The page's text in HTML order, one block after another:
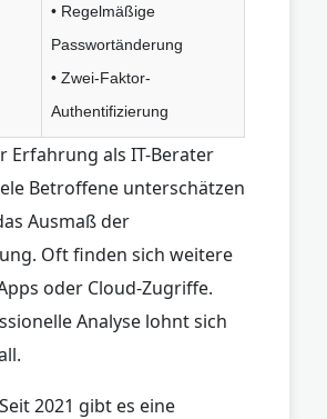
• Regelmäßige
Passwortänderung
• Zwei-Faktor-
Authentifizierung
Erfahrung als IT-Berater
Betroffene unterschätzen
Ausmaß der
Oft finden sich weitere
oder Cloud-Zugriffe.
Analyse lohnt sich
2021 gibt es eine